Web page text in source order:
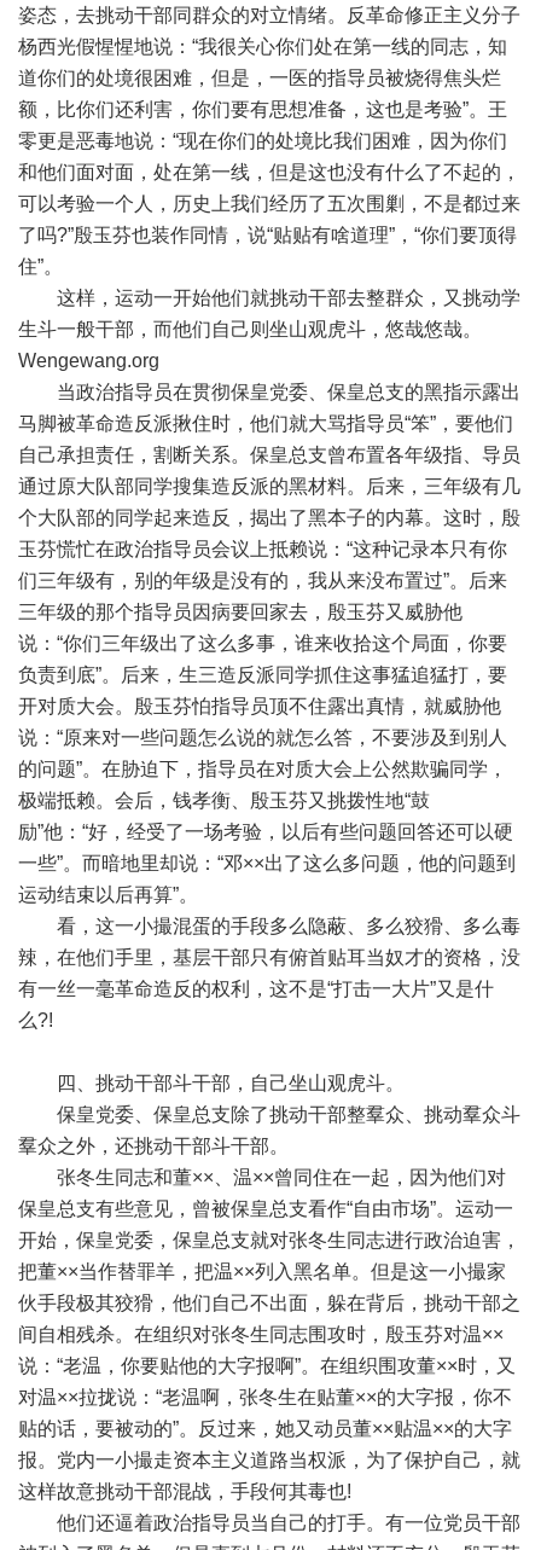
姿态，去挑动干部同群众的对立情绪。反革命修正主义分子
杨西光假惺惺地说：“我很关心你们处在第一线的同志，知
道你们的处境很困难，但是，一医的指导员被烧得焦头烂
额，比你们还利害，你们要有思想准备，这也是考验”。王
零更是恶毒地说：“现在你们的处境比我们困难，因为你们
和他们面对面，处在第一线，但是这也没有什么了不起的，
可以考验一个人，历史上我们经历了五次围剿，不是都过来
了吗?”殷玉芬也装作同情，说“贴贴有啥道理”，“你们要顶得
住”。
这样，运动一开始他们就挑动干部去整群众，又挑动学
生斗一般干部，而他们自己则坐山观虎斗，悠哉悠哉。
Wengewang.org
当政治指导员在贯彻保皇党委、保皇总支的黑指示露出
马脚被革命造反派揪住时，他们就大骂指导员“笨”，要他们
自己承担责任，割断关系。保皇总支曾布置各年级指、导员
通过原大队部同学搜集造反派的黑材料。后来，三年级有几
个大队部的同学起来造反，揭出了黑本子的内幕。这时，殷
玉芬慌忙在政治指导员会议上抵赖说：“这种记录本只有你
们三年级有，别的年级是没有的，我从来没布置过”。后来
三年级的那个指导员因病要回家去，殷玉芬又威胁他
说：“你们三年级出了这么多事，谁来收拾这个局面，你要
负责到底”。后来，生三造反派同学抓住这事猛追猛打，要
开对质大会。殷玉芬怕指导员顶不住露出真情，就威胁他
说：“原来对一些问题怎么说的就怎么答，不要涉及到别人
的问题”。在胁迫下，指导员在对质大会上公然欺骗同学，
极端抵赖。会后，钱孝衡、殷玉芬又挑拨性地“鼓
励”他：“好，经受了一场考验，以后有些问题回答还可以硬
一些”。而暗地里却说：“邓××出了这么多问题，他的问题到
运动结束以后再算”。
看，这一小撮混蛋的手段多么隐蔽、多么狡猾、多么毒
辣，在他们手里，基层干部只有俯首贴耳当奴才的资格，没
有一丝一毫革命造反的权利，这不是“打击一大片”又是什
么?!
四、挑动干部斗干部，自己坐山观虎斗。
保皇党委、保皇总支除了挑动干部整羣众、挑动羣众斗
羣众之外，还挑动干部斗干部。
张冬生同志和董××、温××曾同住在一起，因为他们对
保皇总支有些意见，曾被保皇总支看作“自由市场”。运动一
开始，保皇党委，保皇总支就对张冬生同志进行政治迫害，
把董××当作替罪羊，把温××列入黑名单。但是这一小撮家
伙手段极其狡猾，他们自己不出面，躲在背后，挑动干部之
间自相残杀。在组织对张冬生同志围攻时，殷玉芬对温××
说：“老温，你要贴他的大字报啊”。在组织围攻董××时，又
对温××拉拢说：“老温啊，张冬生在贴董××的大字报，你不
贴的话，要被动的”。反过来，她又动员董××贴温××的大字
报。党内一小撮走资本主义道路当权派，为了保护自己，就
这样故意挑动干部混战，手段何其毒也!
他们还逼着政治指导员当自己的打手。有一位党员干部